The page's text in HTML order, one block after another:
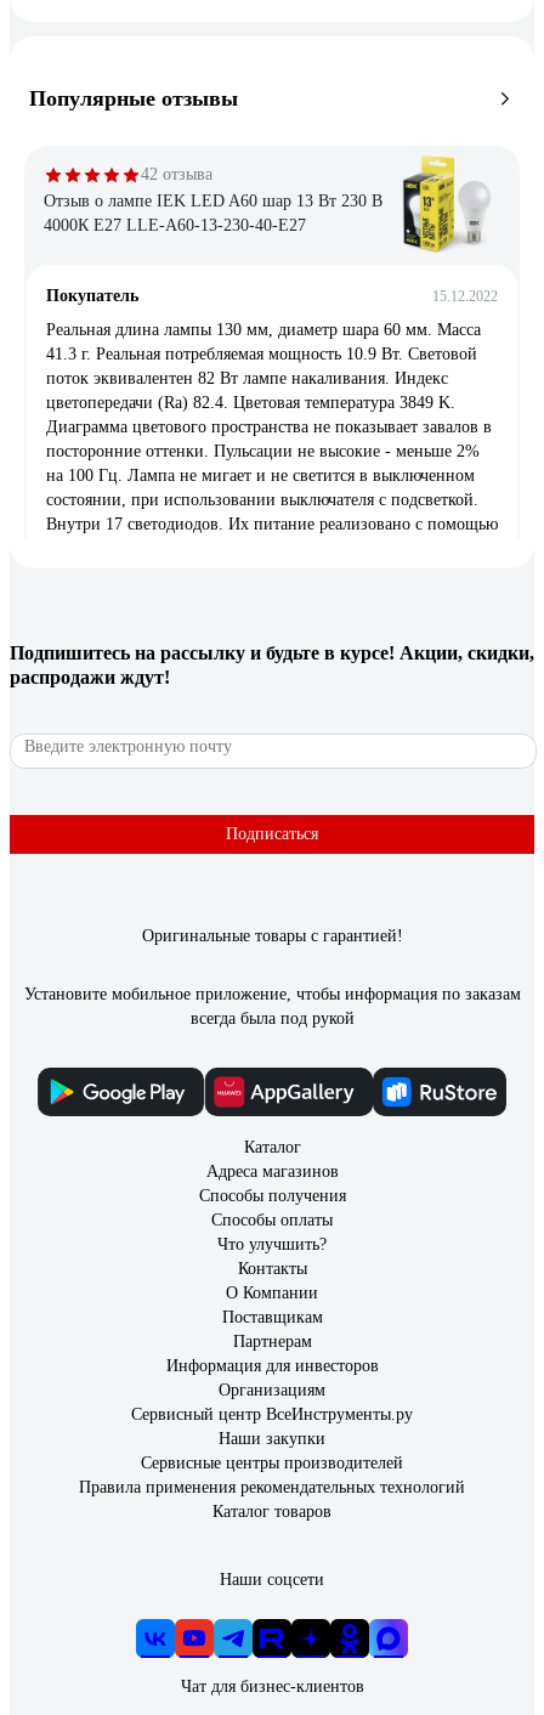
Популярные отзывы
42 отзыва
Отзыв о лампе IEK LED A60 шар 13 Вт 230 В
4000К E27 LLE-A60-13-230-40-E27
Покупатель 15.12.2022
Реальная длина лампы 130 мм, диаметр шара 60 мм. Масса
41.3 г. Реальная потребляемая мощность 10.9 Вт. Световой
поток эквивалентен 82 Вт лампе накаливания. Индекс
цветопередачи (Ra) 82.4. Цветовая температура 3849 K.
Диаграмма цветового пространства не показывает завалов в
посторонние оттенки. Пульсации не высокие - меньше 2%
на 100 Гц. Лампа не мигает и не светится в выключенном
состоянии, при использовании выключателя с подсветкой.
Внутри 17 светодиодов. Их питание реализовано с помощью
указано на упаковке. Оптические параметры измерены
прибором Opple light master III(PRO).
9 отзывов
298 отзывов
Отзыв о светодиодной лампе ФОТОН LED
Пользователь 18.09.2021
Приятный мягкий белый свет
Подпишитесь на рассылку и будьте в курсе! Акции, скидки,
распродажи ждут!
Подписаться
Оригинальные товары с гарантией!
Установите мобильное приложение, чтобы информация по заказам
всегда была под рукой
Каталог
Адреса магазинов
Способы получения
Способы оплаты
Что улучшить?
Контакты
О Компании
Поставщикам
Партнерам
Информация для инвесторов
Организациям
Сервисный центр ВсеИнструменты.ру
Наши закупки
Сервисные центры производителей
Правила применения рекомендательных технологий
Каталог товаров
Наши соцсети
Чат для бизнес-клиентов